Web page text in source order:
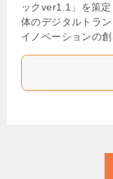
ックver1.1」を策
体のデジタルトラ
イノベーションの